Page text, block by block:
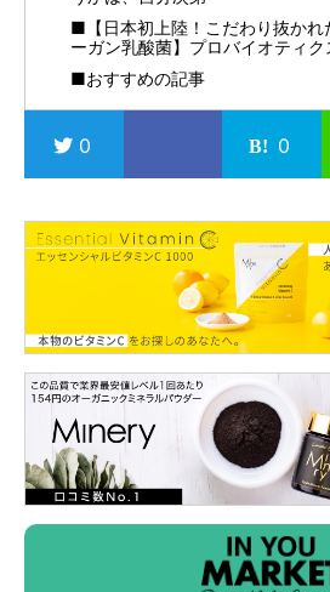
■【日本初上陸！こだわり抜かれ
ーガン乳酸菌】プロバイオティク
■おすすめの記事
0 0